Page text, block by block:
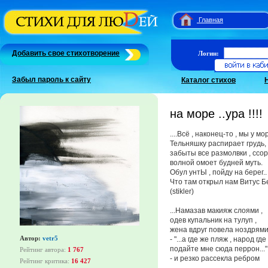
Главная
Добавить свое стихотворение
Забыл пароль к сайту
Логин:
Каталог стихов
Автор: vetr5
Рейтинг автора: 1 767
Рейтинг критика: 16 427
на море ..ура !!!!
....Всё , наконец-то , мы у
Тельняшку распирает грудь,
забыты все размолвки ,
волной омоет будней муть.
Обул унтЫ , пойду на берег..
Что там открыл нам Витус
(stikler)
...Намазав макияж слоями ,
одев купальник на тулуп ,
жена вдруг повела
- "...а где же пляж , народ где
подайте мне сюда перрон..."
- и резко рассекла ребром